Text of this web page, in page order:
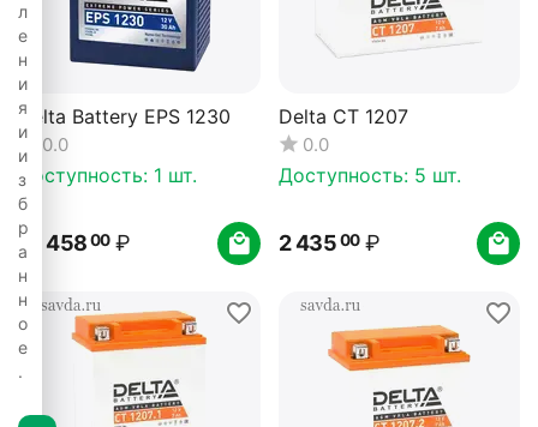
Delta Battery EPS 1230
0.0
Доступность: 1 шт.
12 45800 ₽
Delta CT 1207
0.0
Доступность: 5 шт.
2 43500 ₽
л
е
н
и
я
и
и
з
б
р
а
н
н
о
е
.